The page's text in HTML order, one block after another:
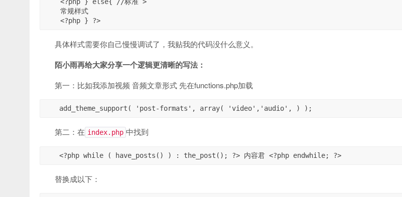
具体样式需要你自己慢慢调试了，我贴我的代码没什么意义。
陌小雨再给大家分享一个逻辑更清晰的写法：
第一：比如我添加视频 音频文章形式 先在functions.php加载
add_theme_support( 'post-formats', array( 'video','audio', ) );
第二：在 index.php 中找到
<?php while ( have_posts() ) : the_post(); ?> 内容君 <?php endwhile; ?>
替换成以下：